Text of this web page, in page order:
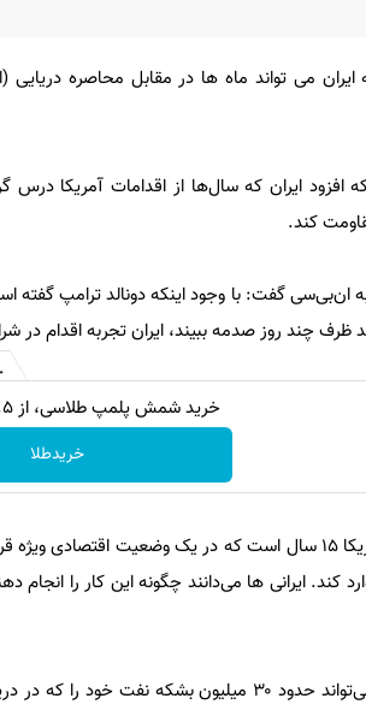
می تواند ماه ها در مقابل محاصره دریایی
ایران که سال‌ها از اقدامات آمریکا درس
کند.
ان‌بی‌سی گفت: با وجود اینکه دونالد ترامپ گفته
چند روز صدمه ببیند، ایران تجربه اقدام در
خرید شمش پلمپ طلاسی، از ۰.۵ گرم تا ۱۰ گرم
خریدطلا
وی با بیان اینکه ایران به دلیل تحریم‌های آمریکا ۱۵ سال است که در یک
کند. ایرانی ها می‌دانند چگونه این کار را
این تحلیلگر افزود، علاوه بر این ایران هنوز می‌تواند حدود ۳۰